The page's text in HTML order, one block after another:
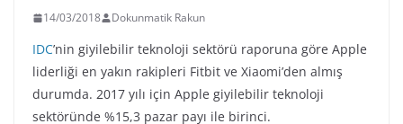
14/03/2018 Dokunmatik Rakun
IDC’nin giyilebilir teknoloji sektörü raporuna göre Apple
liderliği en yakın rakipleri Fitbit ve Xiaomi’den almış
durumda. 2017 yılı için Apple giyilebilir teknoloji
sektöründe %15,3 pazar payı ile birinci.